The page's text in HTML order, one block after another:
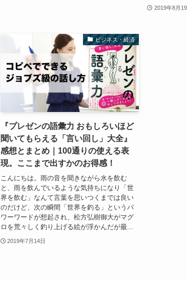
2019年8月
ビジネス・経済
『プレゼンの語彙力 おもしろいほど
聞いてもらえる「言い回し」大全』
感想とまとめ｜100通りの使える表
現。ここまで出すかのお得感！
こんにちは。雨の音を聞きながら水を飲む
と、雨を飲んでいるような気持ちになり「世
界を飲む」なんて言葉を思いつくまでは良い
のだけど、次の瞬間「世界を釣る」というパ
ワーワードが想起され、松方弘樹御大がマグ
ロを荒々しく釣り上げる絵が浮かんだが最...
2019年7月14日